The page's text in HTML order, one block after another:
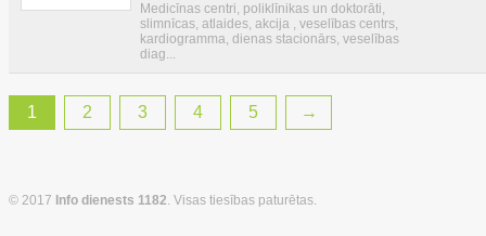
Medicīnas centri, poliklīnikas un doktorāti,
slimnīcas, atlaides, akcija , veselības centrs,
kardiogramma, dienas stacionārs, veselības
diag...
1 2 3 4 5 →
© 2017 Info dienests 1182. Visas tiesības paturētas.